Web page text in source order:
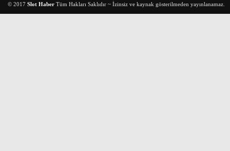
© 2017 Slot Haber Tüm Hakları Saklıdır ~ İzinsiz ve kaynak gösterilmeden yayınlanamaz.